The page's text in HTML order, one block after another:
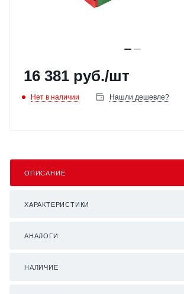
16 381 руб./шт
Нет в наличии Нашли дешевле?
ОПИСАНИЕ
ХАРАКТЕРИСТИКИ
АНАЛОГИ
НАЛИЧИЕ